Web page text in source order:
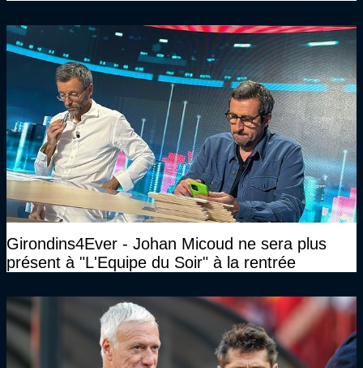
Girondins4Ever - Johan Micoud ne sera plus
présent à "L'Equipe du Soir" à la rentrée